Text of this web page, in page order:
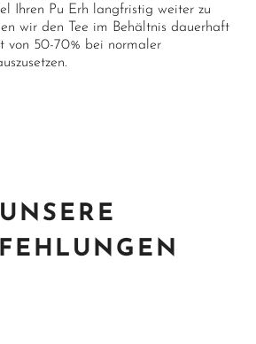
Ihren Pu Erh langfristig weiter zu
wir den Tee im Behältnis dauerhaft
von 50-70% bei normaler
UNSERE